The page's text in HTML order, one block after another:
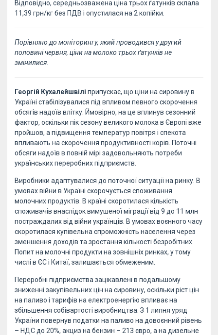
Відповідно, середньозважена ціна трьох ґатунків склала
11,39 грн/кг без ПДВ і опустилася на 2 копійки.
Порівняно до моніторингу, який проводився у другий
половині червня, ціни на молоко трьох ґатунків не
змінилися.
Георгій Кухалейшвілі припускає, що ціни на сировину в
Україні стабілізувалися під впливом певного скорочення
обсягів надоїв влітку. Ймовірно, на це вплинув сезонний
фактор, оскільки пік сезону великого молока в Європі вже
пройшов, а підвищення температур повітря і спекота
впливають на скорочення продуктивності корів. Поточні
обсяги надоїв в повній мірі задовольняють потреби
українських переробних підприємств.
Виробники адаптувалися до поточної ситуації на ринку. В
умовах війни в Україні скорочується споживання
молочних продуктів. В країні скоротилася кількість
споживачів внаслідок вимушеної міграції від 9 до 11 млн
постраждалих від війни українців. В умовах воєнного часу
скоротилася купівельна спроможність населення через
зменшення доходів та зростання кількості безробітних.
Попит на молочні продукти на зовнішніх ринках, у тому
числі в ЄС і Китаї, залишається обмеженим.
Переробні підприємства зацікавлені в подальшому
зниженні закупівельних цін на сировину, оскільки ріст цін
на паливо і тарифів на електроенергію впливає на
збільшення собівартості виробництва. З 1 липня уряд
України повернув податки на паливо на довоєнний рівень
– НДС до 20%, акциз на бензин – 213 євро, а на дизельне